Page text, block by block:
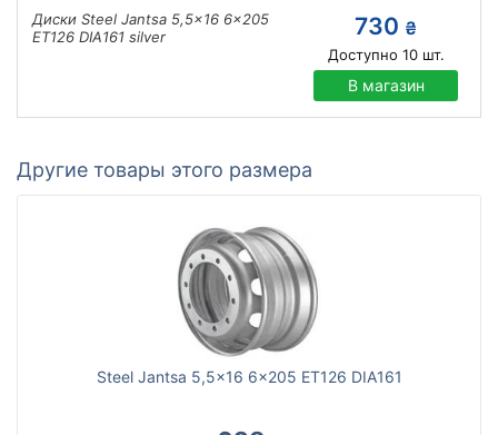
Диски Steel Jantsa 5,5x16 6x205
ET126 DIA161 silver
730 ₴
Доступно 10шт.
В магазин
Другие товары этого размера
Steel Jantsa 5,5x16 6x205 ET126 DIA161